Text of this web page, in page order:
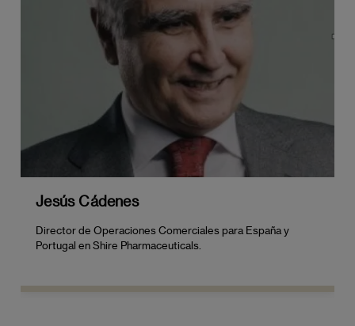
Jesús Cádenes
Director de Operaciones Comerciales para España y
Portugal en Shire Pharmaceuticals.